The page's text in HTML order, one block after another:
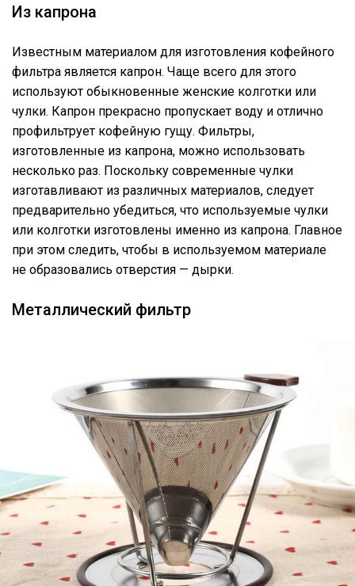
Из капрона
Известным материалом для изготовления кофейного
фильтра является капрон. Чаще всего для этого
используют обыкновенные женские колготки или
чулки. Капрон прекрасно пропускает воду и отлично
профильтрует кофейную гущу. Фильтры,
изготовленные из капрона, можно использовать
несколько раз. Поскольку современные чулки
изготавливают из различных материалов, следует
предварительно убедиться, что используемые чулки
или колготки изготовлены именно из капрона. Главное
при этом следить, чтобы в используемом материале
не образовались отверстия — дырки.
Металлический фильтр